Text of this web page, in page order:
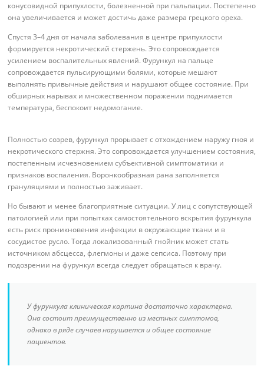
конусовидной припухлости, болезненной при пальпации. Постепенно
она увеличивается и может достичь даже размера грецкого ореха.
Спустя 3–4 дня от начала заболевания в центре припухлости
формируется некротический стержень. Это сопровождается
усилением воспалительных явлений. Фурункул на пальце
сопровождается пульсирующими болями, которые мешают
выполнять привычные действия и нарушают общее состояние. При
обширных нарывах и множественном поражении поднимается
температура, беспокоит недомогание.
Полностью созрев, фурункул прорывает с отхождением наружу гноя и
некротического стержня. Это сопровождается улучшением состояния,
постепенным исчезновением субъективной симптоматики и
признаков воспаления. Воронкообразная рана заполняется
грануляциями и полностью заживает.
Но бывают и менее благоприятные ситуации. У лиц с сопутствующей
патологией или при попытках самостоятельного вскрытия фурункула
есть риск проникновения инфекции в окружающие ткани и в
сосудистое русло. Тогда локализованный гнойник может стать
источником абсцесса, флегмоны и даже сепсиса. Поэтому при
подозрении на фурункул всегда следует обращаться к врачу.
У фурункула клиническая картина достаточно характерна.
Она состоит преимущественно из местных симптомов,
однако в ряде случаев нарушается и общее состояние
пациентов.